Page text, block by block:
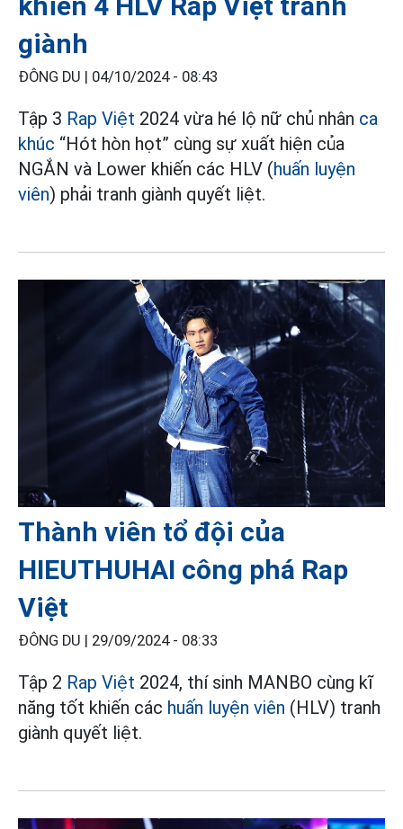
giành
ĐÔNG DU | 04/10/2024 - 08:43
Tập 3 Rap Việt 2024 vừa hé lộ nữ chủ nhân ca
khúc “Hót hòn họt” cùng sự xuất hiện của
NGẮN và Lower khiến các HLV (huấn luyện
viên) phải tranh giành quyết liệt.
Thành viên tổ đội của
HIEUTHUHAI công phá Rap
Việt
ĐÔNG DU | 29/09/2024 - 08:33
Tập 2 Rap Việt 2024, thí sinh MANBO cùng kĩ
năng tốt khiến các huấn luyện viên (HLV) tranh
giành quyết liệt.